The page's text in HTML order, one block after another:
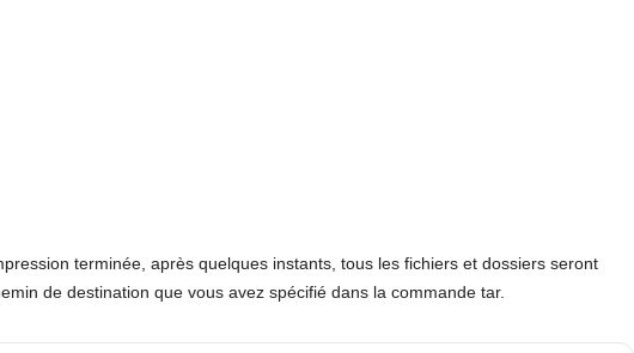
terminée, après quelques instants, tous les fichiers et dossiers seront
de destination que vous avez spécifié dans la commande tar.